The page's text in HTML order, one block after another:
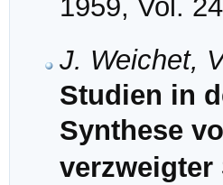
1959, Vol.
J. Weichet,
Studien in
Synthese
verzweigter